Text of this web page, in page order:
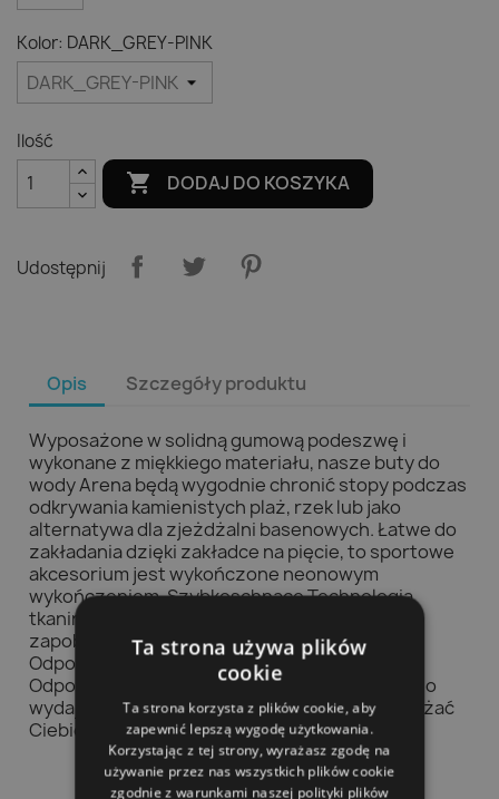
Kolor: DARK_GREY-PINK
Ilość
 DODAJ DO KOSZYKA
Udostępnij
Opis Szczegóły produktu
Wyposażone w solidną gumową podeszwę i
wykonane z miękkiego materiału, nasze buty do
wody Arena będą wygodnie chronić stopy podczas
odkrywania kamienistych plaż, rzek lub jako
alternatywa dla zjeżdżalni basenowych. Łatwe do
zakładania dzięki zakładce na pięcie, to sportowe
akcesorium jest wykończone neonowym
wykończeniem. Szybkoschnące Technologia
tkaniny, która przyspiesza czas schnięcia i
zapobiega wyziębieniu po aktywności. Unisex
Odpowiednie dla każdej płci. Lekki materiał
Odpowiedni materiał robi różnicę, jeśli chodzi o
wydajność i komfort. Stworzony, aby nie obciążać
Ciebie ani Twojej torby.
Ta strona używa plików
cookie
Ta strona korzysta z plików cookie, aby
zapewnić lepszą wygodę użytkowania.
Korzystając z tej strony, wyrażasz zgodę na
używanie przez nas wszystkich plików cookie
zgodnie z warunkami naszej polityki plików